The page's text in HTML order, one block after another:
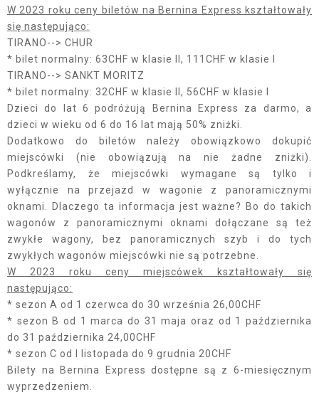
W 2023 roku ceny biletów na Bernina Express kształtowały
się następująco:
TIRANO--> CHUR
* bilet normalny: 63CHF w klasie II, 111CHF w klasie I
TIRANO--> SANKT MORITZ
* bilet normalny: 32CHF w klasie II, 56CHF w klasie I
Dzieci do lat 6 podróżują Bernina Express za darmo, a
dzieci w wieku od 6 do 16 lat mają 50% zniżki.
Dodatkowo do biletów należy obowiązkowo dokupić
miejscówki (nie obowiązują na nie żadne zniżki).
Podkreślamy, że miejscówki wymagane są tylko i
wyłącznie na przejazd w wagonie z panoramicznymi
oknami. Dlaczego ta informacja jest ważne? Bo do takich
wagonów z panoramicznymi oknami dołączane są też
zwykłe wagony, bez panoramicznych szyb i do tych
zwykłych wagonów miejscówki nie są potrzebne.
W 2023 roku ceny miejscówek kształtowały się
następująco:
* sezon A od 1 czerwca do 30 września 26,00CHF
* sezon B od 1 marca do 31 maja oraz od 1 października
do 31 października 24,00CHF
* sezon C od l listopada do 9 grudnia 20CHF
Bilety na Bernina Express dostępne są z 6-miesięcznym
wyprzedzeniem.